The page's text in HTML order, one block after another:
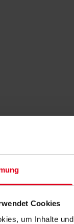
Cookies
um Inhalte